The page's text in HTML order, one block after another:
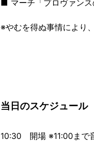
■ マーチ「プロヴァンス
※やむを得ぬ事情により
当日のスケジュール
10:30 開場 ※11:00まで